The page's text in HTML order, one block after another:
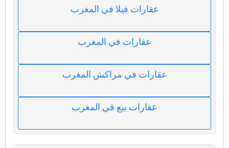
عقارات فيلا في المغرب
عقارات في المغرب
عقارات في مراكش المغرب
عقارات بيع في المغرب